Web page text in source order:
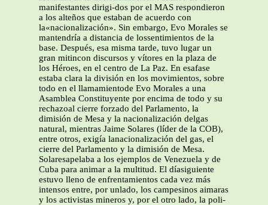
manifestantes dirigi-dos por el MAS respondieron
a los alteños que estaban de acuerdo con
la«nacionalización». Sin embargo, Evo Morales se
mantendría a distancia de lossentimientos de la
base. Después, esa misma tarde, tuvo lugar un
gran mitincon discursos y vítores en la plaza de
los Héroes, en el centro de La Paz. En esafase
estaba clara la división en los movimientos, sobre
todo en el llamamientode Evo Morales a una
Asamblea Constituyente por encima de todo y su
rechazoal cierre forzado del Parlamento, la
dimisión de Mesa y la nacionalización delgas
natural, mientras Jaime Solares (líder de la COB),
entre otros, exigía lanacionalización del gas, el
cierre del Parlamento y la dimisión de Mesa.
Solaresapelaba a los ejemplos de Venezuela y de
Cuba para animar a la multitud. El díasiguiente
estuvo lleno de enfrentamientos cada vez más
intensos entre, por unlado, los campesinos aimaras
y los activistas mineros y, por el otro lado, la poli-